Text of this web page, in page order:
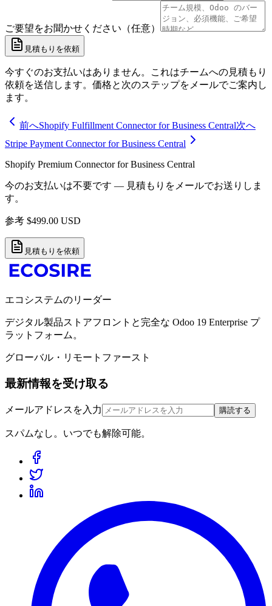
ご要望をお聞かせください（任意）
見積もりを依頼
今すぐのお支払いはありません。これはチームへの見積もり
依頼を送信します。価格と次のステップをメールでご案内し
ます。
前へShopify Fulfillment Connector for Business Central次へ
Stripe Payment Connector for Business Central
Shopify Premium Connector for Business Central
今のお支払いは不要です — 見積もりをメールでお送りしま
す。
参考 $499.00 USD
見積もりを依頼
エコシステムのリーダー
デジタル製品ストアフロントと完全な Odoo 19 Enterprise プ
ラットフォーム。
グローバル・リモートファースト
最新情報を受け取る
メールアドレスを入力 購読する
スパムなし。いつでも解除可能。